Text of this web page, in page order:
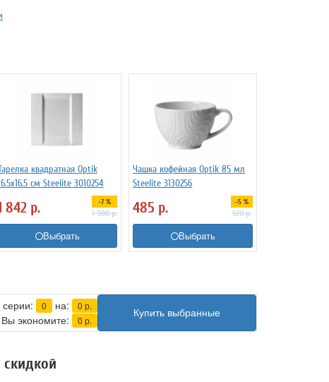
квадратная Optik
см Steelite 3010254
842 р. -7 %
1 980р.
Выбрать
Чашка кофейная Optik 85 мл
Steelite 3130256
485 р. -5 %
510р.
Выбрать
0 на: 0 р.
Вы экономите: 0 р.
Купить выбранные